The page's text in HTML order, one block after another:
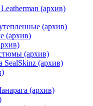
(архив)
(архив)
(архив)
(архив)
SealSkinz (архив)
(архив)